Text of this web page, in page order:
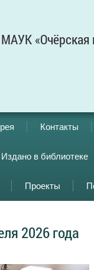
МАУК «Очёрская
Контакты
Издано в библиотеке
Проекты
2026 года